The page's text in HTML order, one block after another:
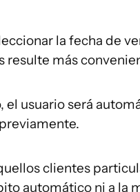
la fecha de
resulte más
el usuario será
clientes
automático ni a la